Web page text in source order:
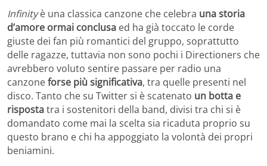
Infinityè una classica canzone che celebra una storia
d’amore ormai conclusa ed ha già toccato le corde
giuste dei fan più romantici del gruppo, soprattutto
delle ragazze, tuttavia non sono pochi i Directioners che
avrebbero voluto sentire passare per radio una
canzoneforse più significativa, tra quelle presenti nel
disco. Tanto che su Twitter si è scatenato un botta e
rispostatra i sostenitori della band, divisi tra chi si è
domandato come mai la scelta sia ricaduta proprio su
questo brano e chi ha appoggiato la volontà dei propri
beniamini.